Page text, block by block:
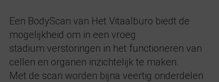
Een BodyScan van Het Vitaalburo biedt de
mogelijkheid om in een vroeg
stadium verstoringen in het functioneren van
cellen en organen inzichtelijk te maken.
Met de scan worden bijna veertig onderdelen